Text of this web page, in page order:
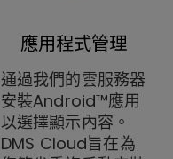
應用程式管理
通過我們的雲服務器
安裝Android™應用
以選擇顯示內容。
DMS Cloud旨在為